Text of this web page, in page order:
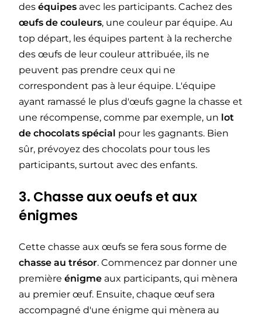
des équipes avec les participants. Cachez des
œufs de couleurs, une couleur par équipe. Au
top départ, les équipes partent à la recherche
des œufs de leur couleur attribuée, ils ne
peuvent pas prendre ceux qui ne
correspondent pas à leur équipe. L'équipe
ayant ramassé le plus d'œufs gagne la chasse et
une récompense, comme par exemple, un lot
de chocolats spécial pour les gagnants. Bien
sûr, prévoyez des chocolats pour tous les
participants, surtout avec des enfants.
3. Chasse aux oeufs et aux
énigmes
Cette chasse aux œufs se fera sous forme de
chasse au trésor. Commencez par donner une
première énigme aux participants, qui mènera
au premier œuf. Ensuite, chaque œuf sera
accompagné d'une énigme qui mènera au